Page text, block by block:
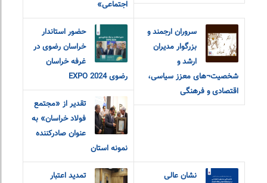
اجتماعی»
سروران ارجمند و
بزرگوار مدیران
ارشد و
شخصیت¬های معزز سیاسی،
اقتصادی و فرهنگی
حضور استاندار
خراسان رضوی در
غرفه خراسان
رضوی EXPO 2024
تقدیر از «مجتمع
فولاد خراسان» به
عنوان صادرکننده
نمونه استان
نشان عالی
تمدید اعتبار